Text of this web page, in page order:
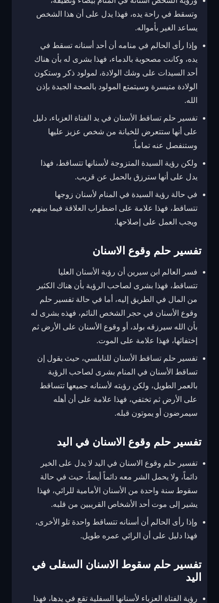
وتسقط في راحة يده، فهذا يدل على أن هذا الشخص
يساعد الغير بأمواله.
وإذا رأى الحالم في منامه أن أحد أسنانه تسقط في
يده، وكانت مصحوبة بالدماء، فهذا بشرى له بأن هناك
أحد السيدات على وشك الولادة، لمولود ذكر وستكون
الولادة متيسرة وسيتمتع المولود بالصحة الجيدة بإذن
الله.
تفسير حلم تساقط الأسنان في يد الفتاة العزباء، دليل
على أنها ستتعرض للخيانة من شخص عزيز عليها
وستنفصل عنه تماماً.
ولكن رؤية السيدة المتزوجة لأسنانها تتساقط، فهذا
يدل على أنها سترزق بالحمل عن قريب.
في حالة رؤية السيدة في المنام لأسنان زوجها
تتساقط، فهذا علامة على اضطراب العلاقة فيما بينهم،
ويجب العمل على إصلاحها.
تفسير حلم وقوع الاسنان
فسر العالم ابن سيرين أن رؤية الأسنان العليا
تتساقط، فهذا بشرى لصاحب الرؤية بأن هناك الكثير
من المال في الطريق إليه، أما في حالة تفسير حلم
وقوع الأسنان في حجر الشخص النائم، فهذه بشرى له
بأن الله سيرزقه بولد، أو وقوع الأسنان على الأرض ثم
إختفائها، فهذا علامة على الموت.
تفسير حلم تساقط الأسنان للنابلسي، حيث يقول إن
تساقط الأسنان في المنام بشرى لصاحب الرؤية
بالعمر الطويل، ولكن رؤيته لأسنانه جميعها تتساقط
على الأرض ثم تختفي، فهذا علامة على أن أهله
سيمرضون أو يموتون قبله.
تفسير حلم وقوع الاسنان في اليد
تفسير حلم وقوع الاسنان في اليد لا يدل على الخير
دائماً، ولا يحمل الشر معه دائماً أيضاً، حيث في حالة
سقوط سنة واحدة من الأسنان الأمامية للرائي، فهذا
يشير إلى موت أحد الأشخاص القريبين من قلبه.
وإذا رأى الحالم أن أسنانه تتساقط واحدة تلو الأخرى،
فهذا دليل على أن الرائي عمره طويل.
تفسير حلم سقوط الاسنان السفلى في
اليد
رؤية الفتاة العزباء لأسنانها السفلية تقع في يدها، فهذا